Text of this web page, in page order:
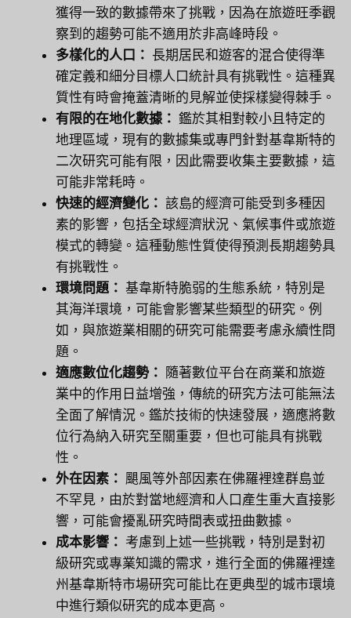
獲得一致的數據帶來了挑戰，因為在旅遊旺季觀
察到的趨勢可能不適用於非高峰時段。
多樣化的人口： 長期居民和遊客的混合使得準
確定義和細分目標人口統計具有挑戰性。這種異
質性有時會掩蓋清晰的見解並使採樣變得棘手。
有限的在地化數據： 鑑於其相對較小且特定的
地理區域，現有的數據集或專門針對基韋斯特的
二次研究可能有限，因此需要收集主要數據，這
可能非常耗時。
快速的經濟變化： 該島的經濟可能受到多種因
素的影響，包括全球經濟狀況、氣候事件或旅遊
模式的轉變。這種動態性質使得預測長期趨勢具
有挑戰性。
環境問題： 基韋斯特脆弱的生態系統，特別是
其海洋環境，可能會影響某些類型的研究。例
如，與旅遊業相關的研究可能需要考慮永續性問
題。
適應數位化趨勢： 隨著數位平台在商業和旅遊
業中的作用日益增強，傳統的研究方法可能無法
全面了解情況。鑑於技術的快速發展，適應將數
位行為納入研究至關重要，但也可能具有挑戰
性。
外在因素： 颶風等外部因素在佛羅裡達群島並
不罕見，由於對當地經濟和人口產生重大直接影
響，可能會擾亂研究時間表或扭曲數據。
成本影響： 考慮到上述一些挑戰，特別是對初
級研究或專業知識的需求，進行全面的佛羅裡達
州基韋斯特市場研究可能比在更典型的城市環境
中進行類似研究的成本更高。